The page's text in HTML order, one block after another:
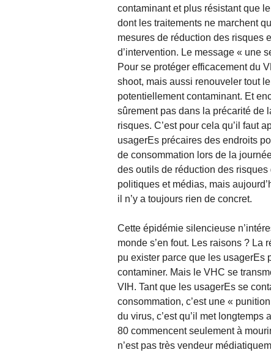
contaminant et plus résistant que
dont les traitements ne marchent
mesures de réduction des risques
d’intervention. Le message « une
Pour se protéger efficacement du
shoot, mais aussi renouveler tout
potentiellement contaminant. Et
sûrement pas dans la précarité de
risques. C’est pour cela qu’il faut
usagerEs précaires des endroits
de consommation lors de la
des outils de réduction des
politiques et médias, mais
il n’y a toujours rien de concret.
Cette épidémie silencieuse
monde s’en fout. Les raisons ? La
pu exister parce que les usagerEs
contaminer. Mais le VHC se
VIH. Tant que les usagerEs se
consommation, c’est une «
du virus, c’est qu’il met
80 commencent seulement à
n’est pas très vendeur